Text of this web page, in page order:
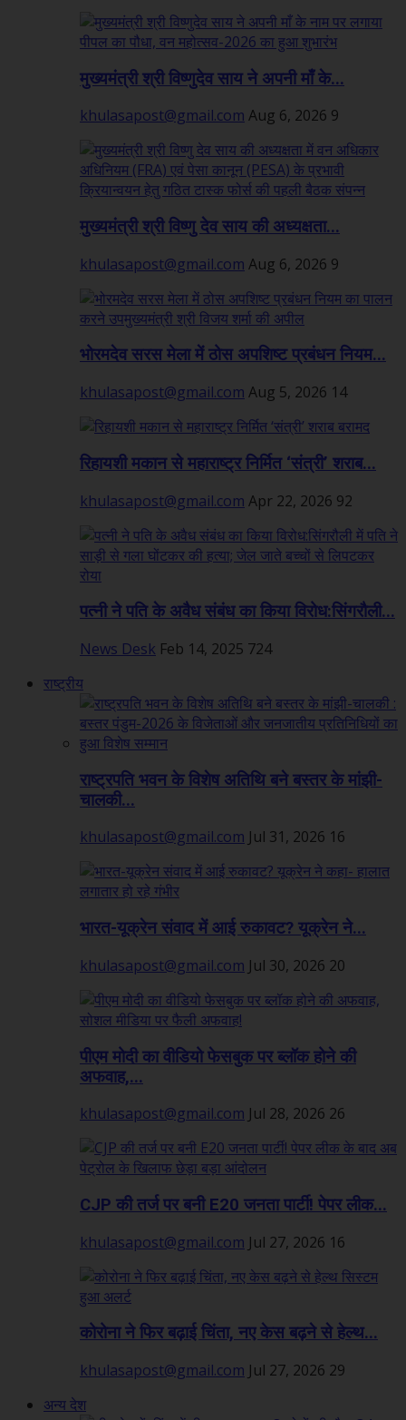
मुख्यमंत्री श्री विष्णुदेव साय ने अपनी माँ के...
khulasapost@gmail.com Aug 6, 2026 9
मुख्यमंत्री श्री विष्णु देव साय की अध्यक्षता...
khulasapost@gmail.com Aug 6, 2026 9
भोरमदेव सरस मेला में ठोस अपशिष्ट प्रबंधन नियम...
khulasapost@gmail.com Aug 5, 2026 14
रिहायशी मकान से महाराष्ट्र निर्मित ‘संत्री’ शराब...
khulasapost@gmail.com Apr 22, 2026 92
पत्नी ने पति के अवैध संबंध का किया विरोध:सिंगरौली...
News Desk Feb 14, 2025 724
राष्ट्रीय
राष्ट्रपति भवन के विशेष अतिथि बने बस्तर के मांझी-
चालकी...
khulasapost@gmail.com Jul 31, 2026 16
भारत-यूक्रेन संवाद में आई रुकावट? यूक्रेन ने...
khulasapost@gmail.com Jul 30, 2026 20
पीएम मोदी का वीडियो फेसबुक पर ब्लॉक होने की
अफवाह,...
khulasapost@gmail.com Jul 28, 2026 26
CJP की तर्ज पर बनी E20 जनता पार्टी! पेपर लीक...
khulasapost@gmail.com Jul 27, 2026 16
कोरोना ने फिर बढ़ाई चिंता, नए केस बढ़ने से हेल्थ...
khulasapost@gmail.com Jul 27, 2026 29
अन्य देश